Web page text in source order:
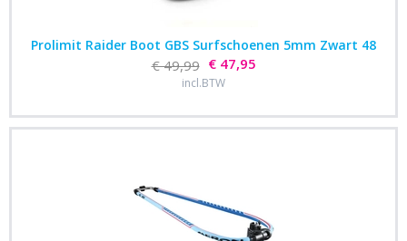
Prolimit Raider Boot GBS Surfschoenen 5mm Zwart 48
€ 49,99 € 47,95
incl.BTW